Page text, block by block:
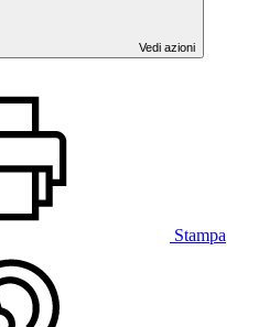
Vedi azioni
Stampa